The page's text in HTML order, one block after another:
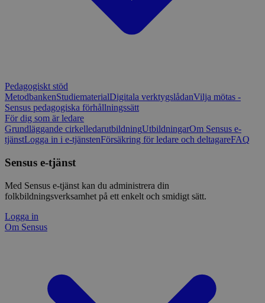
Pedagogiskt stöd
MetodbankenStudiematerialDigitala verktygslådanVilja mötas -
Sensus pedagogiska förhållningssätt
För dig som är ledare
Grundläggande cirkelledarutbildningUtbildningarOm Sensus e-
tjänstLogga in i e-tjänstenFörsäkring för ledare och deltagareFAQ
Sensus e-tjänst
Med Sensus e-tjänst kan du administrera din
folkbildningsverksamhet på ett enkelt och smidigt sätt.
Logga in
Om Sensus